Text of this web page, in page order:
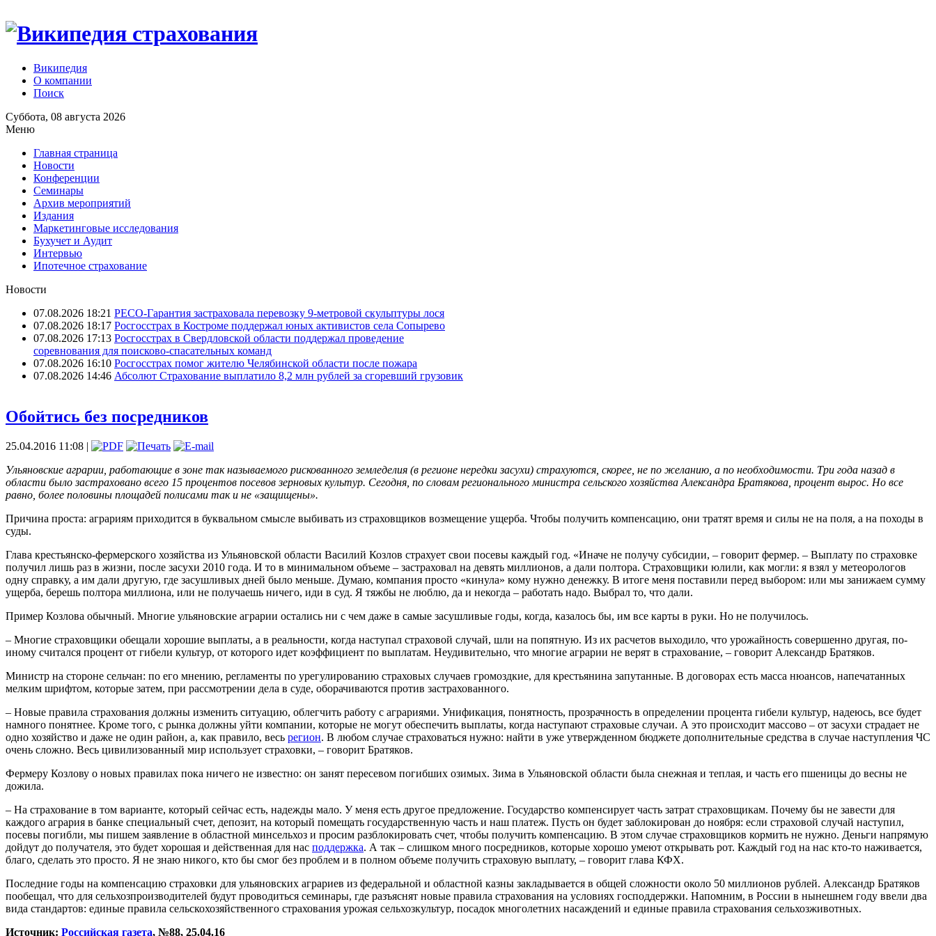
Википедия
О компании
Поиск
Суббота, 08 августа 2026
Меню
Главная страница
Новости
Конференции
Семинары
Архив мероприятий
Издания
Маркетинговые исследования
Бухучет и Аудит
Интервью
Ипотечное страхование
Новости
07.08.2026 18:21 РЕСО-Гарантия застраховала перевозку 9-метровой скульптуры лося
07.08.2026 18:17 Росгосстрах в Костроме поддержал юных активистов села Сопырево
07.08.2026 17:13 Росгосстрах в Свердловской области поддержал проведение
соревнования для поисково‑спасательных команд
07.08.2026 16:10 Росгосстрах помог жителю Челябинской области после пожара
07.08.2026 14:46 Абсолют Страхование выплатило 8,2 млн рублей за сгоревший грузовик
Обойтись без посредников
25.04.2016 11:08 |
Ульяновские аграрии, работающие в зоне так называемого рискованного земледелия (в регионе нередки засухи) страхуются, скорее, не по желанию, а по необходимости. Три года назад в
области было застраховано всего 15 процентов посевов зерновых культур. Сегодня, по словам регионального министра сельского хозяйства Александра Братякова, процент вырос. Но все
равно, более половины площадей полисами так и не «защищены».
Причина проста: аграриям приходится в буквальном смысле выбивать из страховщиков возмещение ущерба. Чтобы получить компенсацию, они тратят время и силы не на поля, а на походы в
суды.
Глава крестьянско-фермерского хозяйства из Ульяновской области Василий Козлов страхует свои посевы каждый год. «Иначе не получу субсидии, – говорит фермер. – Выплату по страховке
получил лишь раз в жизни, после засухи 2010 года. И то в минимальном объеме – застраховал на девять миллионов, а дали полтора. Страховщики юлили, как могли: я взял у метеорологов
одну справку, а им дали другую, где засушливых дней было меньше. Думаю, компания просто «кинула» кому нужно денежку. В итоге меня поставили перед выбором: или мы занижаем сумму
ущерба, берешь полтора миллиона, или не получаешь ничего, иди в суд. Я тяжбы не люблю, да и некогда – работать надо. Выбрал то, что дали.
Пример Козлова обычный. Многие ульяновские аграрии остались ни с чем даже в самые засушливые годы, когда, казалось бы, им все карты в руки. Но не получилось.
– Многие страховщики обещали хорошие выплаты, а в реальности, когда наступал страховой случай, шли на попятную. Из их расчетов выходило, что урожайность совершенно другая, по-
иному считался процент от гибели культур, от которого идет коэффициент по выплатам. Неудивительно, что многие аграрии не верят в страхование, – говорит Александр Братяков.
Министр на стороне сельчан: по его мнению, регламенты по урегулированию страховых случаев громоздкие, для крестьянина запутанные. В договорах есть масса нюансов, напечатанных
мелким шрифтом, которые затем, при рассмотрении дела в суде, оборачиваются против застрахованного.
– Новые правила страхования должны изменить ситуацию, облегчить работу с аграриями. Унификация, понятность, прозрачность в определении процента гибели культур, надеюсь, все будет
намного понятнее. Кроме того, с рынка должны уйти компании, которые не могут обеспечить выплаты, когда наступают страховые случаи. А это происходит массово – от засухи страдает не
одно хозяйство и даже не один район, а, как правило, весь регион. В любом случае страховаться нужно: найти в уже утвержденном бюджете дополнительные средства в случае наступления ЧС
очень сложно. Весь цивилизованный мир использует страховки, – говорит Братяков.
Фермеру Козлову о новых правилах пока ничего не известно: он занят пересевом погибших озимых. Зима в Ульяновской области была снежная и теплая, и часть его пшеницы до весны не
дожила.
– На страхование в том варианте, который сейчас есть, надежды мало. У меня есть другое предложение. Государство компенсирует часть затрат страховщикам. Почему бы не завести для
каждого агрария в банке специальный счет, депозит, на который помещать государственную часть и наш платеж. Пусть он будет заблокирован до ноября: если страховой случай наступил,
посевы погибли, мы пишем заявление в областной минсельхоз и просим разблокировать счет, чтобы получить компенсацию. В этом случае страховщиков кормить не нужно. Деньги напрямую
дойдут до получателя, это будет хорошая и действенная для нас поддержка. А так – слишком много посредников, которые хорошо умеют открывать рот. Каждый год на нас кто-то наживается,
благо, сделать это просто. Я не знаю никого, кто бы смог без проблем и в полном объеме получить страховую выплату, – говорит глава КФХ.
Последние годы на компенсацию страховки для ульяновских аграриев из федеральной и областной казны закладывается в общей сложности около 50 миллионов рублей. Александр Братяков
пообещал, что для сельхозпроизводителей будут проводиться семинары, где разъяснят новые правила страхования на условиях господдержки. Напомним, в России в нынешнем году ввели два
вида стандартов: единые правила сельскохозяйственного страхования урожая сельхозкультур, посадок многолетних насаждений и единые правила страхования сельхозживотных.
Источник: Российская газета, №88, 25.04.16